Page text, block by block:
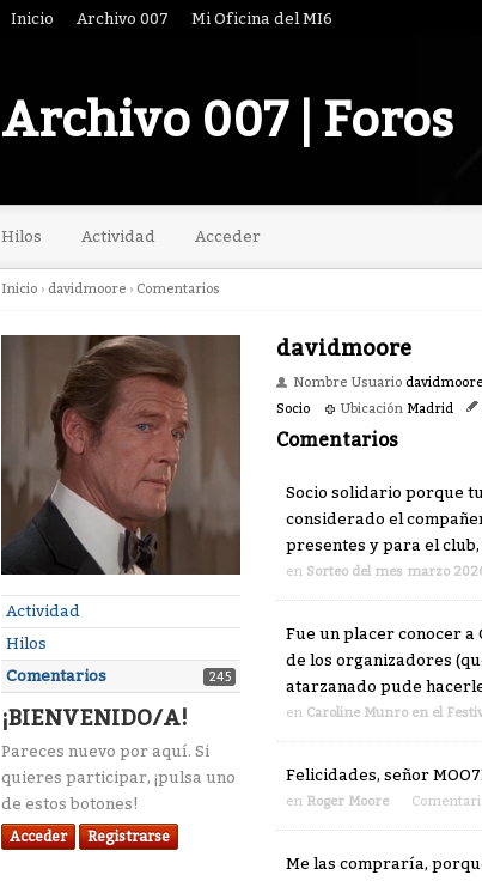
Inicio Archivo 007 Mi Oficina del MI6
Archivo 007 | Foros
Hilos Actividad Acceder
Inicio › davidmoore › Comentarios
Actividad
Hilos
Comentarios
245
¡BIENVENIDO/A!
Pareces nuevo por aquí. Si
quieres participar, ¡pulsa uno
de estos botones!
Acceder Registrarse
davidmoore
Nombre Usuario davidmoore
Socio
Ubicación Madrid
Comentarios
Socio solidario porque
considerado el
presentes y para el
en Sorteo del mes marzo
Fue un placer conocer
de los organizadores
atarzanado pude
en Caroline Munro en el
Felicidades, señor
en Roger Moore
Me las compraría,